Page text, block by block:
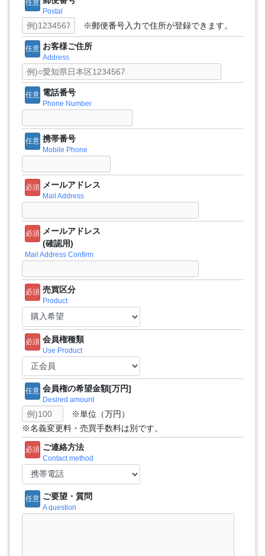
任意
Postal
※郵便番号入力で住所が登録できます。
任意 お客様ご住所
Address
任意 電話番号
Phone Number
任意 携帯番号
Mobile Phone
必須 メールアドレス
Mail Address
必須 メールアドレス
(確認用)
Mail Address Confirm
必須 売買区分
Product
必須 会員権種類
Use Product
任意 会員権の希望金額[万円]
Desired amount
※単位（万円）
※名義変更料・売買手数料は別です。
必須 ご連絡方法
Contact method
任意 ご要望・質問
A question